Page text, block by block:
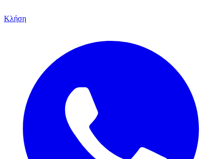
Κλήση